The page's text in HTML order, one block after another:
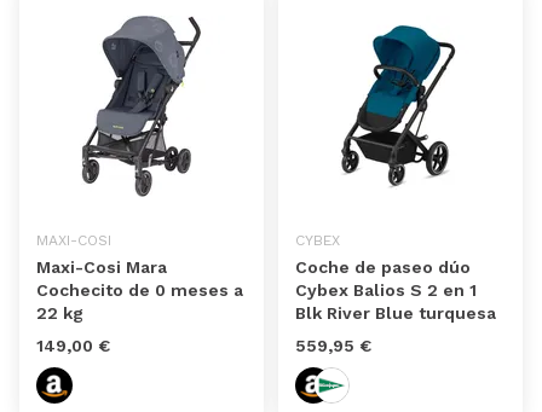
MAXI-COSI
Maxi-Cosi Mara
Cochecito de 0 meses a
22 kg
149,00 €
CYBEX
Coche de paseo dúo
Cybex Balios S 2 en 1
Blk River Blue turquesa
559,95 €